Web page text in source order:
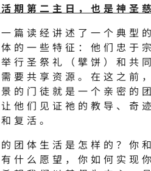
期第二主日，也是神圣
篇读经讲述了一个典型
的一些特征：他们忠于
行圣祭礼（擘饼）和共
要共享资源。在这之前
的门徒就是一个亲密的
他们见证祂的教导、奇
复活。
团体生活是怎样的？你
什么愿望，你如何实现